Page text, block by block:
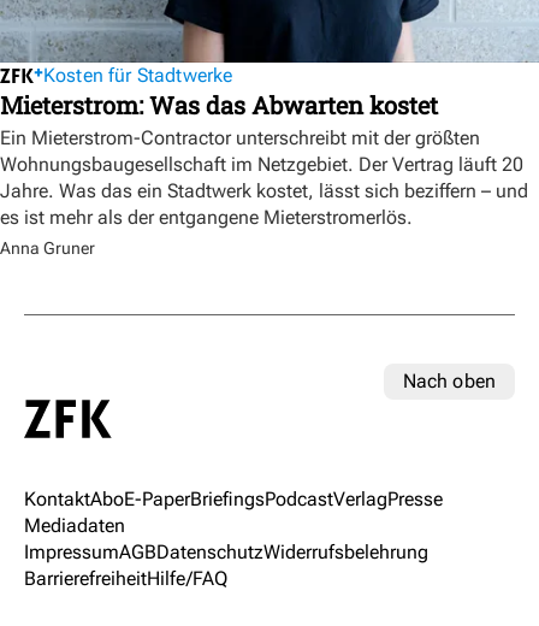
Kosten für Stadtwerke
Mieterstrom: Was das Abwarten kostet
Ein Mieterstrom-Contractor unterschreibt mit der größten
Wohnungsbaugesellschaft im Netzgebiet. Der Vertrag läuft 20
Jahre. Was das ein Stadtwerk kostet, lässt sich beziffern – und
es ist mehr als der entgangene Mieterstromerlös.
Anna Gruner
Nach oben
KontaktAboE-PaperBriefingsPodcastVerlagPresse
Mediadaten
ImpressumAGBDatenschutzWiderrufsbelehrung
BarrierefreiheitHilfe/FAQ